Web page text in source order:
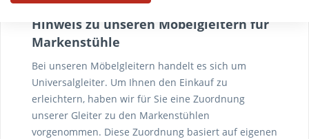
Hinweis zu unseren Möbelgleitern für
Markenstühle
Bei unseren Möbelgleitern handelt es sich um
Universalgleiter. Um Ihnen den Einkauf zu
erleichtern, haben wir für Sie eine Zuordnung
unserer Gleiter zu den Markenstühlen
vorgenommen. Diese Zuordnung basiert auf eigenen